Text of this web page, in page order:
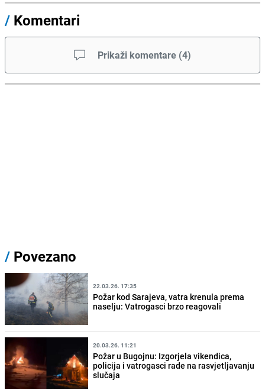
/ Komentari
Prikaži komentare (4)
/ Povezano
22.03.26. 17:35
Požar kod Sarajeva, vatra krenula prema
naselju: Vatrogasci brzo reagovali
20.03.26. 11:21
Požar u Bugojnu: Izgorjela vikendica,
policija i vatrogasci rade na rasvjetljavanju
slučaja